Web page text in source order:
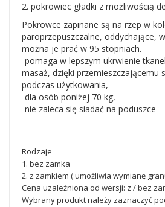
2. pokrowiec gładki z możliwością
Pokrowce zapinane są na rzep w
paroprzepuszczalne, oddychające,
można je prać w 95 stopniach.
-pomaga w lepszym ukrwienie
masaż, dzięki przemieszczającemu
podczas użytkowania,
-dla osób poniżej 70 kg,
-nie zaleca się siadać na poduszce
Rodzaje
1. bez zamka
2. z zamkiem ( umożliwia wymianę
Cena uzależniona od wersji: z / bez
Wybrany produkt należy zaznaczyć